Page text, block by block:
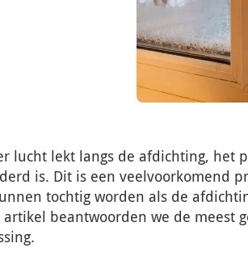
lucht lekt langs de afdichting, het
is. Dit is een veelvoorkomend
tochtig worden als de
beantwoorden we de meest